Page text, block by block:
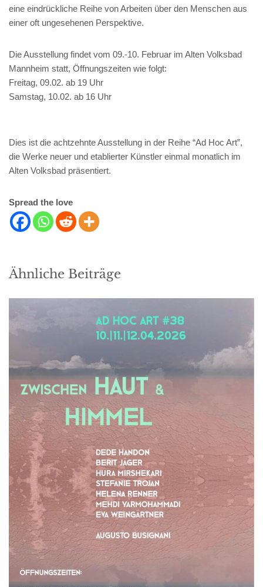
eine eindrückliche Reihe von Arbeiten über den Menschen aus
einer oft ungesehenen Perspektive.
Die Ausstellung findet vom 09.-10. Februar im Alten Volksbad
Mannheim statt, Öffnungszeiten wie folgt:
Freitag, 09.02. ab 19 Uhr
Samstag, 10.02. ab 16 Uhr
Dies ist die achtzehnte Ausstellung in der Reihe “Ad Hoc Art”,
die Werke neuer und etablierter Künstler einmal monatlich im
Alten Volksbad präsentiert.
Spread the love
Ähnliche Beiträge